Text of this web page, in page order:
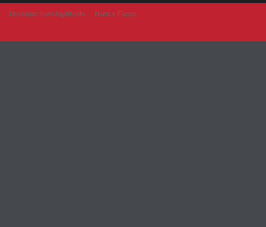
Developer from IngAlb.info Harta e Faqes